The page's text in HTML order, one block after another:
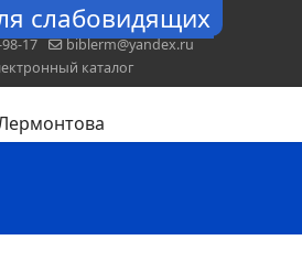
слабовидящих
17
biblerm@yandex.ru
каталог